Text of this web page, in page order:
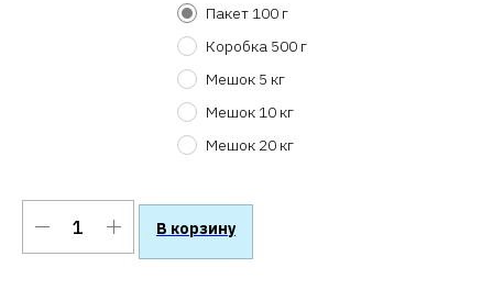
Пакет 100 г
Коробка 500 г
Мешок 5 кг
Мешок 10 кг
Мешок 20 кг
В корзину